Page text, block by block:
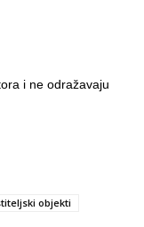
i ne odražavaju
objekti